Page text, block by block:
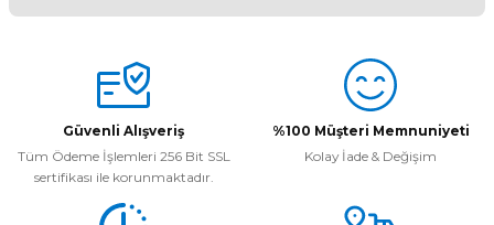
Güvenli Alışveriş
Tüm Ödeme İşlemleri 256 Bit SSL
sertifikası ile korunmaktadır.
%100 Müşteri Memnuniyeti
Kolay İade & Değişim